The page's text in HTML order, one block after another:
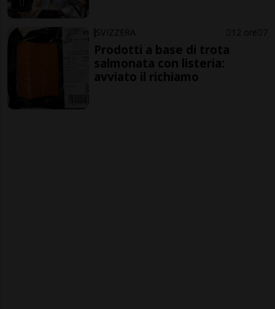
SVIZZERA 12 ore 7
Prodotti a base di trota
salmonata con listeria:
avviato il richiamo